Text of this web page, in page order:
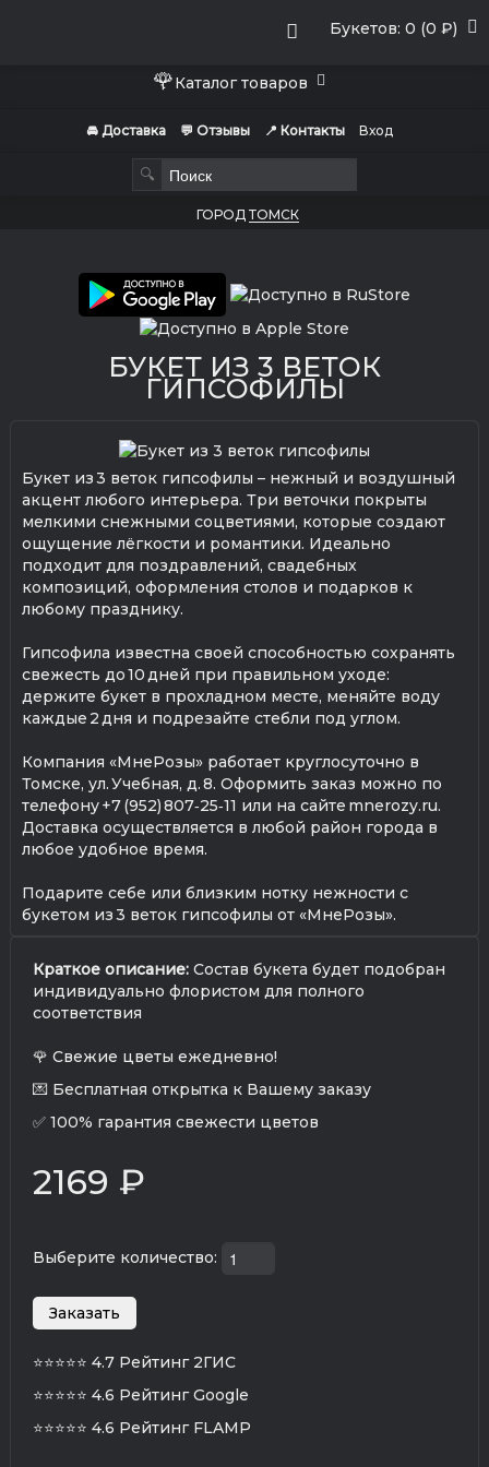
Букетов: 0 (0 ₽)
🌹Каталог товаров
🚘 Доставка 💬 Отзывы 📍 Контакты Вход
🔍
ГОРОД ТОМСК
БУКЕТ ИЗ 3 ВЕТОК
ГИПСОФИЛЫ
Букет из 3 веток гипсофилы – нежный и воздушный
акцент любого интерьера. Три веточки покрыты
мелкими снежными соцветиями, которые создают
ощущение лёгкости и романтики. Идеально
подходит для поздравлений, свадебных
композиций, оформления столов и подарков к
любому празднику.
Гипсофила известна своей способностью сохранять
свежесть до 10 дней при правильном уходе:
держите букет в прохладном месте, меняйте воду
каждые 2 дня и подрезайте стебли под углом.
Компания «МнеРозы» работает круглосуточно в
Томске, ул. Учебная, д. 8. Оформить заказ можно по
телефону +7 (952) 807‑25‑11 или на сайте mnerozy.ru.
Доставка осуществляется в любой район города в
любое удобное время.
Подарите себе или близким нотку нежности с
букетом из 3 веток гипсофилы от «МнеРозы».
Краткое описание: Состав букета будет подобран
индивидуально флористом для полного
соответствия
🌹 Свежие цветы ежедневно!
💌 Бесплатная открытка к Вашему заказу
✅ 100% гарантия свежести цветов
2169 ₽
Выберите количество:
⭐⭐⭐⭐⭐ 4.7 Рейтинг 2ГИС
⭐⭐⭐⭐⭐ 4.6 Рейтинг Google
⭐⭐⭐⭐⭐ 4.6 Рейтинг FLAMP